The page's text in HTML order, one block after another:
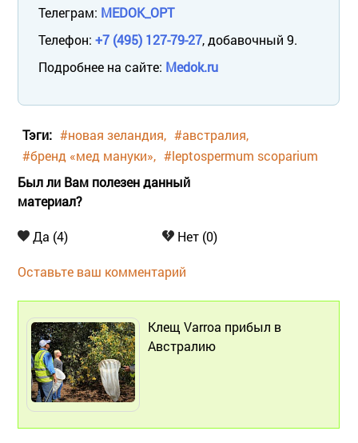
Телеграм: MEDOK_OPT
Телефон: +7 (495) 127-79-27, добавочный 9.
Подробнее на сайте: Medok.ru
Тэги: #новая зеландия
#австралия
#бренд «мед мануки»
#leptospermum scoparium
Был ли Вам полезен данный
материал?
Да (4) Нет (0)
Оставьте ваш комментарий
Клещ Varroa прибыл в
Австралию